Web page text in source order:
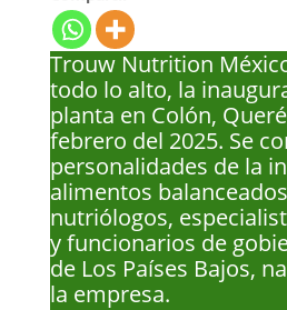
Trouw Nutrition
todo lo alto, la
planta en Colón,
febrero del 2025. Se
personalidades de la
alimentos
nutriólogos,
y funcionarios de
de Los Países Bajos,
la empresa.